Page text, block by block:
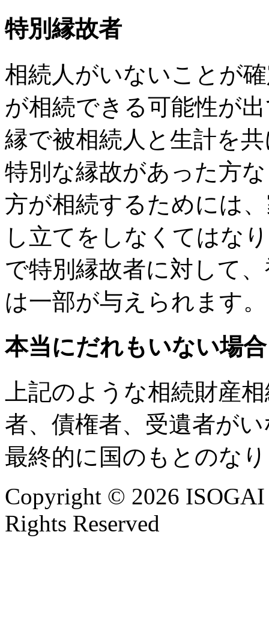
特別縁故者
相続人がいないことが
が相続できる可能性が
縁で被相続人と生計を
特別な縁故があった方
方が相続するためには
し立てをしなくてはな
で特別縁故者に対して
は一部が与えられます。
本当にだれもいない場合
上記のような相続財産
者、債権者、受遺者が
最終的に国のもとのな
Copyright © 2026
Rights Reserved